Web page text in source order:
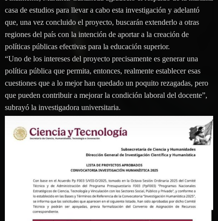
casa de estudios para llevar a cabo esta investigación y adelantó
que, una vez concluido el proyecto, buscarán extenderlo a otras
regiones del país con la intención de aportar a la creación de
políticas públicas efectivas para la educación superior.
“Uno de los intereses del proyecto precisamente es generar una
política pública que permita, entonces, realmente establecer esas
cuestiones que a lo mejor han quedado un poquito rezagadas, pero
que pueden contribuir a mejorar la condición laboral del docente”,
subrayó la investigadora universitaria.